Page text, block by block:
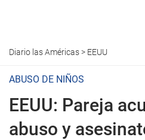
Diario las Américas> EEUU
ABUSO DE NIÑOS
EEUU: Pareja
abuso y